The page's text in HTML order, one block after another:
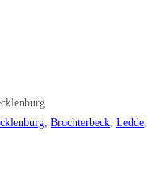
, Brochterbeck, Ledde,